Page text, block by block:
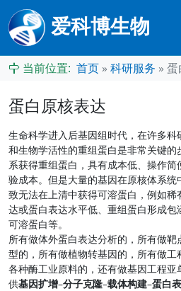
爱科博生物
当前位置: 首页 » 科研服务 » 蛋
蛋白原核表达
生命科学进入后基因组时代，在许多
和生物学活性的重组蛋白是非常关键
系获得重组蛋白，具有成本低、操作
验成本。但是大量的基因在原核体系
致无法在上清中获得可溶蛋白，例如
达或蛋白表达水平低、重组蛋白形成
可溶蛋白等。
所有做体外蛋白表达分析的，所有做
型的，所有做植物转基因的，所有做
各种酶工业原料的，还有做基因工程
供基因扩增–分子克隆–载体构建–蛋白